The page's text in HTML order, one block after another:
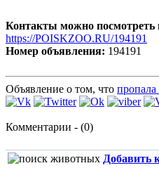
Контакты можно посмотреть
https://POISKZOO.RU/194191
Номер объявления: 194191
Объявление о том, что пропала
Комментарии - (0)
Добавить